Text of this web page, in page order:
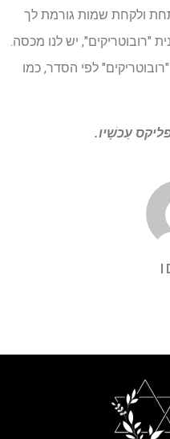
ולקחת שמות גורמת לך
"רובוטריקים", יש לנו מכסה.
לפי הסדר, כמו
עַכשָׁיו.